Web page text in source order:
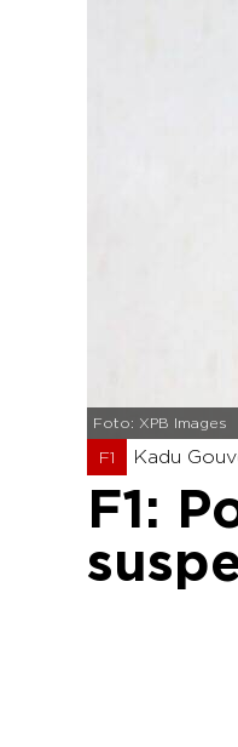
Foto: XPB Images
F1 Kadu
F1: